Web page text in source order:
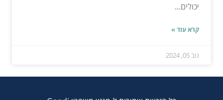
יכולים...
קרא עוד »
נוב 05, 2024